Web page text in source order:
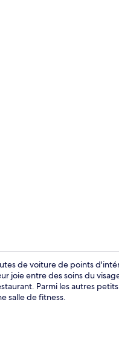
de voiture de points
joie entre des soins du
Parmi les autres petits
salle de fitness.